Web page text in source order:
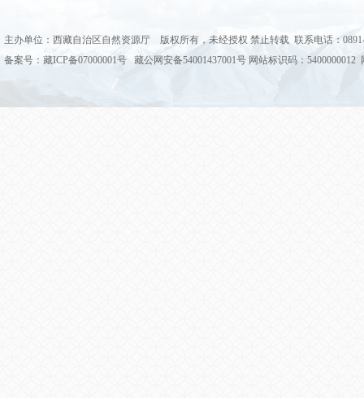
主办单位：西藏自治区自然资源厅 版权所有，未经授权 禁止转载 联系电话：
备案号：藏ICP备07000001号 藏公网安备54001437001号 网站标识码：5400000012